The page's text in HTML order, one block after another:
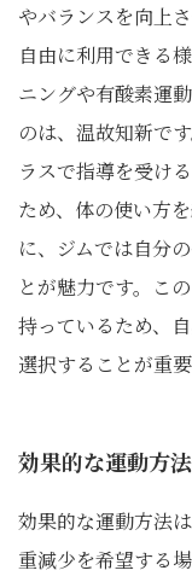
やバランスを向上
自由に利用できる
ニングや有酸素運
のは、温故知新で
ラスで指導を受け
ため、体の使い方
に、ジムでは自分
とが魅力です。こ
持っているため、
選択することが重要
効果的な運動方法
効果的な運動方法
重減少を希望する